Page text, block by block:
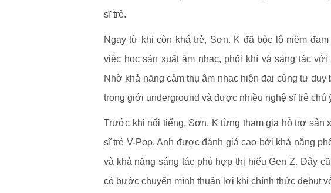
sĩ trẻ.
Ngay từ khi còn khá trẻ, Sơn. K đã bộc lộ niềm
việc học sản xuất âm nhạc, phối khí và sáng tác
Nhờ khả năng cảm thụ âm nhạc hiện đại cùng tư
trong giới underground và được nhiều nghệ sĩ trẻ chú
Trước khi nổi tiếng, Sơn. K từng tham gia hỗ trợ sản
sĩ trẻ V-Pop. Anh được đánh giá cao bởi khả năng
và khả năng sáng tác phù hợp thị hiếu Gen Z. Đây
có bước chuyển mình thuận lợi khi chính thức debut